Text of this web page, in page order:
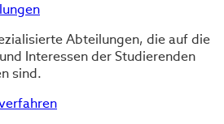
Abteilungen, die auf die
Interessen der Studierenden
sind.